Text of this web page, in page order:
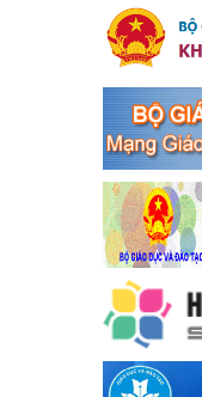
tranh tội phạm, vi
tổ chức đánh bạc và
Kế hoạch thực hiện
phạm, vi phạm pháp
bạc và đánh bạc
Ngày ban hành: 04/03/
Kế hoạch Tổ chức
Cát Lần thứ VIII, năm
Kế hoạch Tổ chức Hội
Lần thứ VIII, năm học
Ngày ban hành: 28/12/
Phối hợp rà soát nhu
Phối hợp rà soát nhu